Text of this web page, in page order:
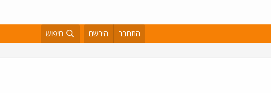
התחבר הירשם חיפוש